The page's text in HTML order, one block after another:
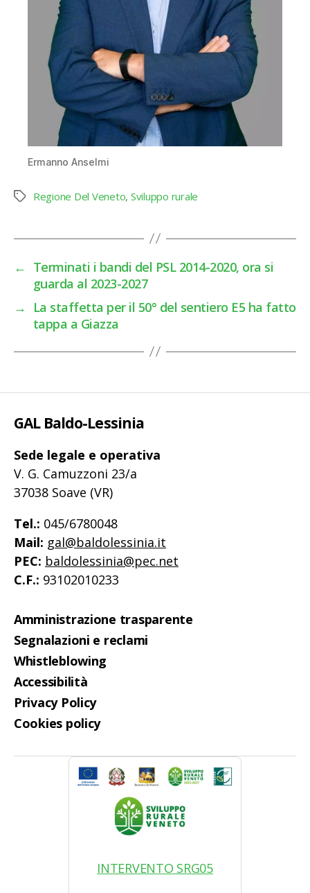
Ermanno Anselmi
Tag Regione Del Veneto, Sviluppo rurale
← Terminati i bandi del PSL 2014-2020, ora si
guarda al 2023-2027
→
La staffetta per il 50° del sentiero E5 ha fatto
tappa a Giazza
GAL Baldo-Lessinia
Sede legale e operativa
V. G. Camuzzoni 23/a
37038 Soave (VR)
Tel.: 045/6780048
Mail: gal@baldolessinia.it
PEC: baldolessinia@pec.net
C.F.: 93102010233
Amministrazione trasparente
Segnalazioni e reclami
Whistleblowing
Accessibilità
Privacy Policy
Cookies policy
INTERVENTO SRG05